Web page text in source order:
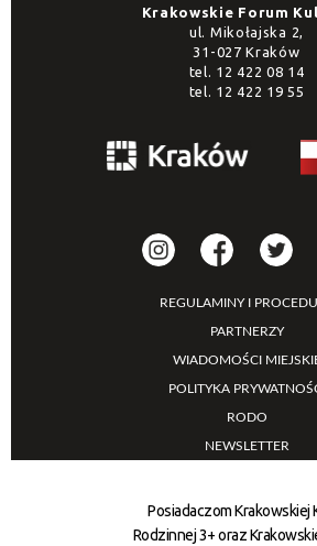
Krakowskie Forum
ul. Mikołajska 2,
31-027 Kraków
tel. 12 422 08 14
tel. 12 422 19 55
REGULAMINY I
PARTNERZY
WIADOMOŚCI
POLITYKA
RODO
NEWSLETTER
Posiadaczom Krakowskiej
Rodzinnej 3+ oraz